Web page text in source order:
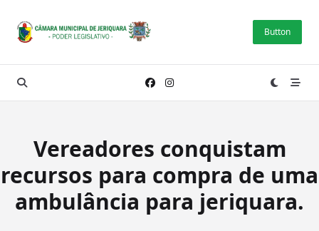
content
Button
Vereadores conquistam
recursos para compra de uma
ambulância para jeriquara.